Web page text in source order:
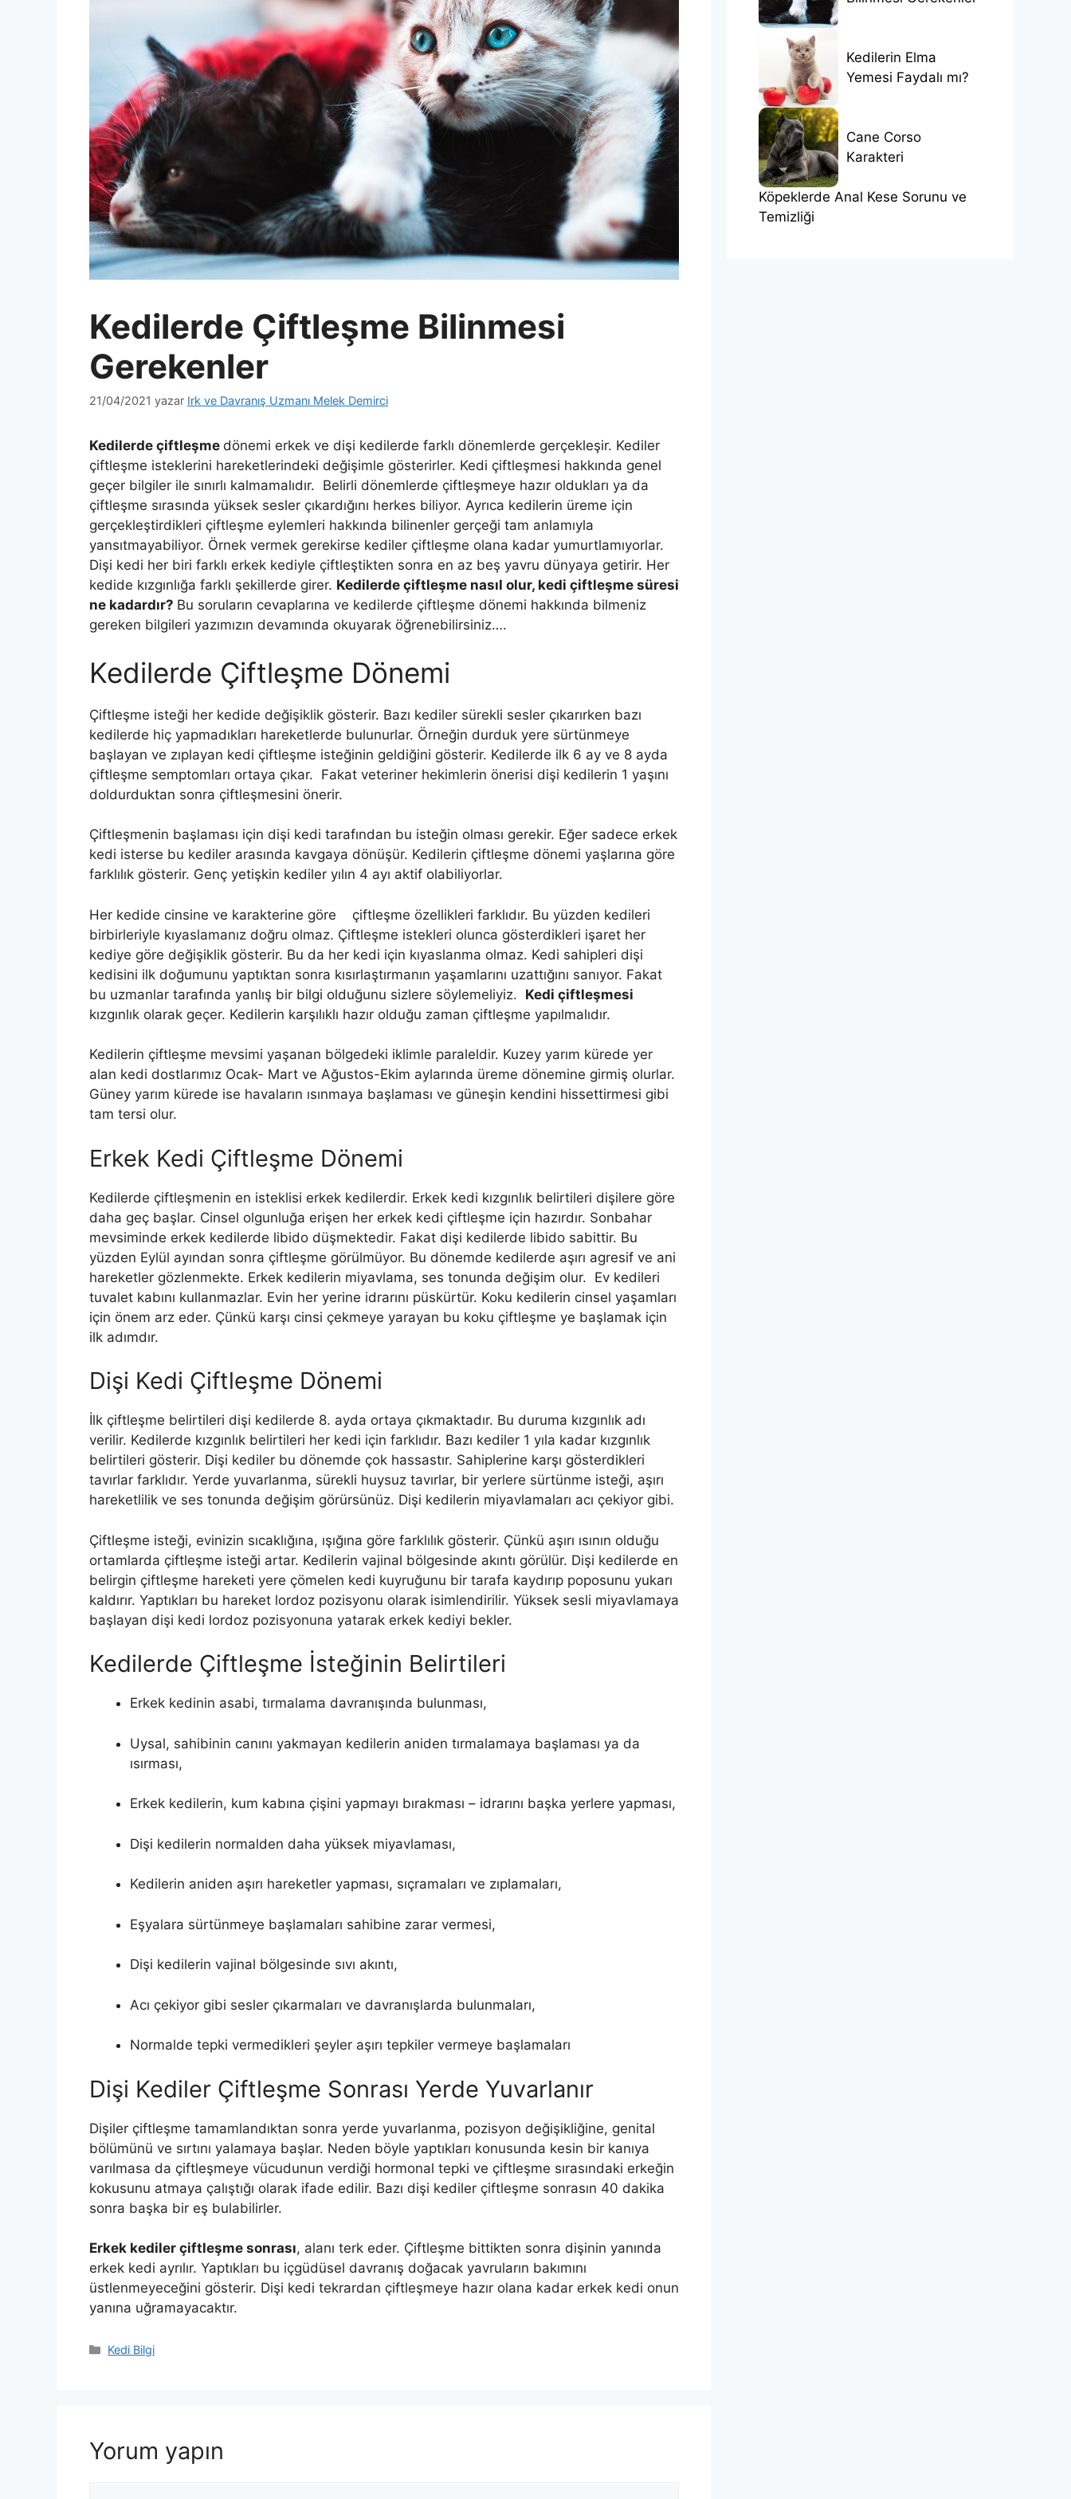
Kedilerde Çiftleşme Bilinmesi
Gerekenler
21/04/2021 yazar Irk ve Davranış Uzmanı Melek Demirci
Kedilerde çiftleşme dönemi erkek ve dişi kedilerde farklı dönemlerde gerçekleşir. Kediler
çiftleşme isteklerini hareketlerindeki değişimle gösterirler. Kedi çiftleşmesi hakkında genel
geçer bilgiler ile sınırlı kalmamalıdır. Belirli dönemlerde çiftleşmeye hazır oldukları ya da
çiftleşme sırasında yüksek sesler çıkardığını herkes biliyor. Ayrıca kedilerin üreme için
gerçekleştirdikleri çiftleşme eylemleri hakkında bilinenler gerçeği tam anlamıyla
yansıtmayabiliyor. Örnek vermek gerekirse kediler çiftleşme olana kadar yumurtlamıyorlar.
Dişi kedi her biri farklı erkek kediyle çiftleştikten sonra en az beş yavru dünyaya getirir. Her
kedide kızgınlığa farklı şekillerde girer. Kedilerde çiftleşme nasıl olur, kedi çiftleşme süresi
ne kadardır? Bu soruların cevaplarına ve kedilerde çiftleşme dönemi hakkında bilmeniz
gereken bilgileri yazımızın devamında okuyarak öğrenebilirsiniz….
Kedilerde Çiftleşme Dönemi
Çiftleşme isteği her kedide değişiklik gösterir. Bazı kediler sürekli sesler çıkarırken bazı
kedilerde hiç yapmadıkları hareketlerde bulunurlar. Örneğin durduk yere sürtünmeye
başlayan ve zıplayan kedi çiftleşme isteğinin geldiğini gösterir. Kedilerde ilk 6 ay ve 8 ayda
çiftleşme semptomları ortaya çıkar. Fakat veteriner hekimlerin önerisi dişi kedilerin 1 yaşını
doldurduktan sonra çiftleşmesini önerir.
Çiftleşmenin başlaması için dişi kedi tarafından bu isteğin olması gerekir. Eğer sadece erkek
kedi isterse bu kediler arasında kavgaya dönüşür. Kedilerin çiftleşme dönemi yaşlarına göre
farklılık gösterir. Genç yetişkin kediler yılın 4 ayı aktif olabiliyorlar.
Her kedide cinsine ve karakterine göre çiftleşme özellikleri farklıdır. Bu yüzden kedileri
birbirleriyle kıyaslamanız doğru olmaz. Çiftleşme istekleri olunca gösterdikleri işaret her
kediye göre değişiklik gösterir. Bu da her kedi için kıyaslanma olmaz. Kedi sahipleri dişi
kedisini ilk doğumunu yaptıktan sonra kısırlaştırmanın yaşamlarını uzattığını sanıyor. Fakat
bu uzmanlar tarafında yanlış bir bilgi olduğunu sizlere söylemeliyiz. Kedi çiftleşmesi
kızgınlık olarak geçer. Kedilerin karşılıklı hazır olduğu zaman çiftleşme yapılmalıdır.
Kedilerin çiftleşme mevsimi yaşanan bölgedeki iklimle paraleldir. Kuzey yarım kürede yer
alan kedi dostlarımız Ocak- Mart ve Ağustos-Ekim aylarında üreme dönemine girmiş olurlar.
Güney yarım kürede ise havaların ısınmaya başlaması ve güneşin kendini hissettirmesi gibi
tam tersi olur.
Erkek Kedi Çiftleşme Dönemi
Kedilerde çiftleşmenin en isteklisi erkek kedilerdir. Erkek kedi kızgınlık belirtileri dişilere göre
daha geç başlar. Cinsel olgunluğa erişen her erkek kedi çiftleşme için hazırdır. Sonbahar
mevsiminde erkek kedilerde libido düşmektedir. Fakat dişi kedilerde libido sabittir. Bu
yüzden Eylül ayından sonra çiftleşme görülmüyor. Bu dönemde kedilerde aşırı agresif ve ani
hareketler gözlenmekte. Erkek kedilerin miyavlama, ses tonunda değişim olur. Ev kedileri
tuvalet kabını kullanmazlar. Evin her yerine idrarını püskürtür. Koku kedilerin cinsel yaşamları
için önem arz eder. Çünkü karşı cinsi çekmeye yarayan bu koku çiftleşme ye başlamak için
ilk adımdır.
Dişi Kedi Çiftleşme Dönemi
İlk çiftleşme belirtileri dişi kedilerde 8. ayda ortaya çıkmaktadır. Bu duruma kızgınlık adı
verilir. Kedilerde kızgınlık belirtileri her kedi için farklıdır. Bazı kediler 1 yıla kadar kızgınlık
belirtileri gösterir. Dişi kediler bu dönemde çok hassastır. Sahiplerine karşı gösterdikleri
tavırlar farklıdır. Yerde yuvarlanma, sürekli huysuz tavırlar, bir yerlere sürtünme isteği, aşırı
hareketlilik ve ses tonunda değişim görürsünüz. Dişi kedilerin miyavlamaları acı çekiyor gibi.
Çiftleşme isteği, evinizin sıcaklığına, ışığına göre farklılık gösterir. Çünkü aşırı ısının olduğu
ortamlarda çiftleşme isteği artar. Kedilerin vajinal bölgesinde akıntı görülür. Dişi kedilerde en
belirgin çiftleşme hareketi yere çömelen kedi kuyruğunu bir tarafa kaydırıp poposunu yukarı
kaldırır. Yaptıkları bu hareket lordoz pozisyonu olarak isimlendirilir. Yüksek sesli miyavlamaya
başlayan dişi kedi lordoz pozisyonuna yatarak erkek kediyi bekler.
Kedilerde Çiftleşme İsteğinin Belirtileri
Erkek kedinin asabi, tırmalama davranışında bulunması,
Uysal, sahibinin canını yakmayan kedilerin aniden tırmalamaya başlaması ya da
ısırması,
Erkek kedilerin, kum kabına çişini yapmayı bırakması – idrarını başka yerlere yapması,
Dişi kedilerin normalden daha yüksek miyavlaması,
Kedilerin aniden aşırı hareketler yapması, sıçramaları ve zıplamaları,
Eşyalara sürtünmeye başlamaları sahibine zarar vermesi,
Dişi kedilerin vajinal bölgesinde sıvı akıntı,
Acı çekiyor gibi sesler çıkarmaları ve davranışlarda bulunmaları,
Normalde tepki vermedikleri şeyler aşırı tepkiler vermeye başlamaları
Dişi Kediler Çiftleşme Sonrası Yerde Yuvarlanır
Dişiler çiftleşme tamamlandıktan sonra yerde yuvarlanma, pozisyon değişikliğine, genital
bölümünü ve sırtını yalamaya başlar. Neden böyle yaptıkları konusunda kesin bir kanıya
varılmasa da çiftleşmeye vücudunun verdiği hormonal tepki ve çiftleşme sırasındaki erkeğin
kokusunu atmaya çalıştığı olarak ifade edilir. Bazı dişi kediler çiftleşme sonrasın 40 dakika
sonra başka bir eş bulabilirler.
Erkek kediler çiftleşme sonrası, alanı terk eder. Çiftleşme bittikten sonra dişinin yanında
erkek kedi ayrılır. Yaptıkları bu içgüdüsel davranış doğacak yavruların bakımını
üstlenmeyeceğini gösterir. Dişi kedi tekrardan çiftleşmeye hazır olana kadar erkek kedi onun
yanına uğramayacaktır.
Kategoriler
Kedi Bilgi
Yorum yapın
Kedilerin Elma
Yemesi Faydalı mı?
Cane Corso
Karakteri
Köpeklerde Anal Kese Sorunu ve
Temizliği